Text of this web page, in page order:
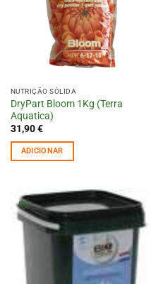
NUTRIÇÃO SÓLIDA
DryPart Bloom 1Kg (Terra
Aquatica)
31,90€
ADICIONAR